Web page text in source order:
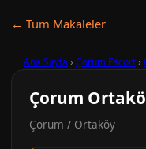
← Tum Makaleler
Ana Sayfa › Çorum Escort›
Çorum
Çorum / Ortaköy